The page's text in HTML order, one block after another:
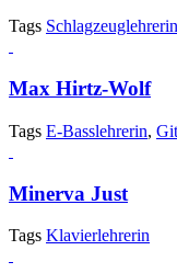
Tags Schlagzeuglehrerin
Max Hirtz-Wolf
Tags E-Basslehrerin,
Minerva Just
Tags Klavierlehrerin